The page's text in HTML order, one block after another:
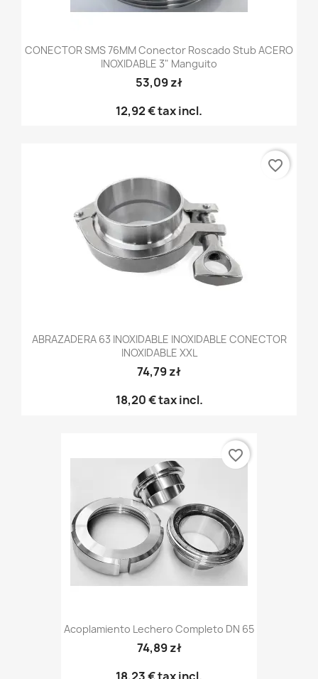
CONECTOR SMS 76MM Conector Roscado Stub ACERO
INOXIDABLE 3" Manguito
53,09 zł
12,92 €tax incl.
ABRAZADERA 63 INOXIDABLE INOXIDABLE CONECTOR
INOXIDABLE XXL
74,79 zł
18,20 €tax incl.
favorite_border
Acoplamiento Lechero Completo DN 65
74,89 zł
favorite_border